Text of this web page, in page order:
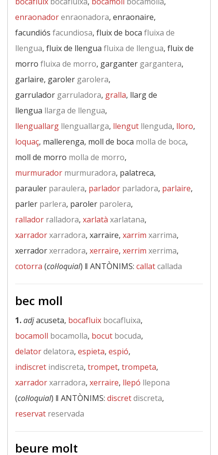
enraonadorenraonadora, enraonaire,
facundiós facundiosa, fluix de boca fluixa de
llengua, fluix de llengua fluixa de llengua, fluix de
morro fluixa de morro, garganter gargantera,
garlaire, garoler garolera,
garrulador garruladora, gralla, llarg de
llengua llarga de llengua,
llenguallarg llenguallarga, llengut llenguda, lloro,
loquaç, mallerenga, moll de boca molla de boca,
moll de morro molla de morro,
murmurador murmuradora, palatreca,
parauler paraulera, parlador parladora, parlaire,
parler parlera, paroler parolera,
rallador ralladora, xarlatà xarlatana,
xarradorxarradora, xarraire, xarrim xarrima,
xerradorxerradora, xerraire, xerrim xerrima,
cotorra (col·loquial) ‖ ANTÒNIMS: callatcallada
bec moll
1.adjacuseta, bocafluix bocafluixa,
bocamoll bocamolla, bocut bocuda,
delatordelatora, espieta, espió,
indiscret indiscreta, trompet, trompeta,
xarradorxarradora, xerraire, llepó llepona
(col·loquial) ‖ ANTÒNIMS: discretdiscreta,
reservat reservada
beure molt